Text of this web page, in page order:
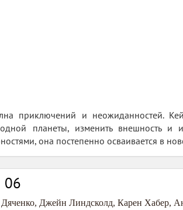
приключений и неожиданностей.
планеты, изменить внешность
она постепенно осваивается в
06
, Джейн Линдсколд, Карен Хабер,